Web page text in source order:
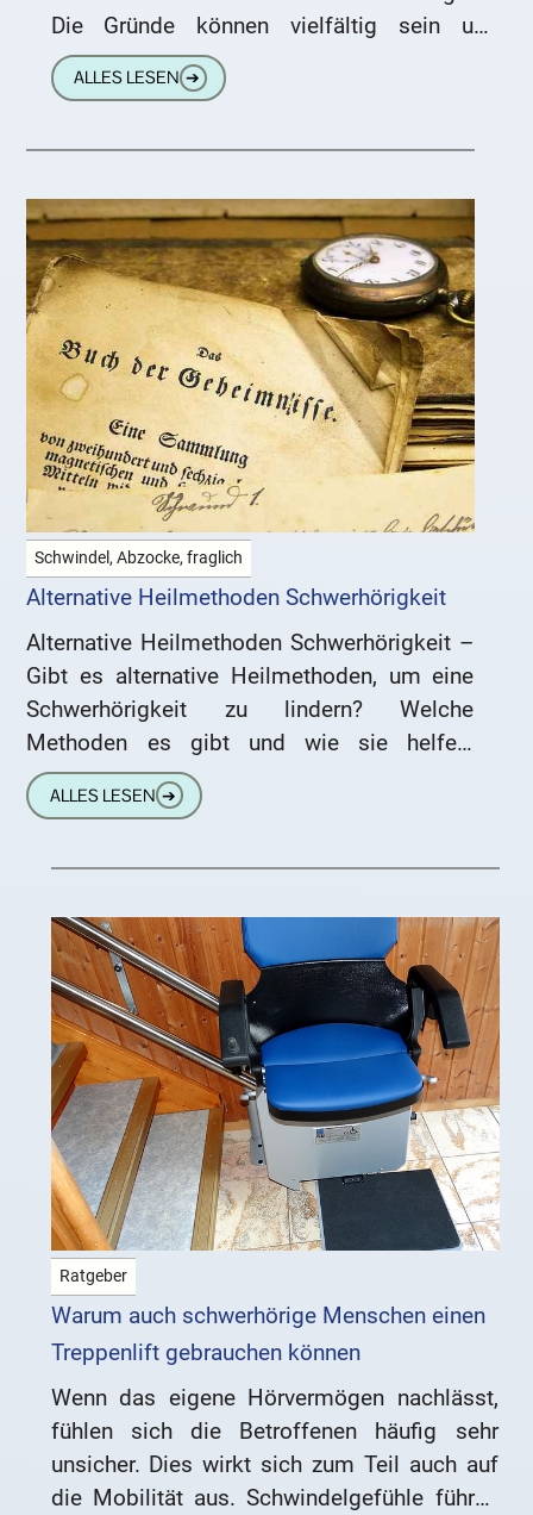
Die Gründe können vielfältig sein und
Menschen in jedem Alter treffen. Die
ALLES LESEN ➔
Schwindel, Abzocke, fraglich
Alternative Heilmethoden Schwerhörigkeit
Alternative Heilmethoden Schwerhörigkeit –
Gibt es alternative Heilmethoden, um eine
Schwerhörigkeit zu lindern? Welche
Methoden es gibt und wie sie helfen,
erfahren Sie in diesem Fachartikel.
Wellness-Programme bei Tinnitus Die
ALLES LESEN ➔
Ratgeber
Warum auch schwerhörige Menschen einen
Treppenlift gebrauchen können
Wenn das eigene Hörvermögen nachlässt,
fühlen sich die Betroffenen häufig sehr
unsicher. Dies wirkt sich zum Teil auch auf
die Mobilität aus. Schwindelgefühle führen